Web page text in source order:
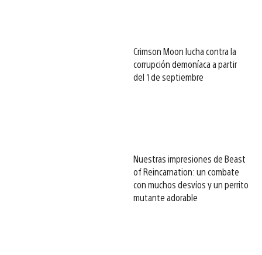
Crimson Moon lucha contra la
corrupción demoníaca a partir
del 1 de septiembre
Nuestras impresiones de Beast
of Reincarnation: un combate
con muchos desvíos y un perrito
mutante adorable